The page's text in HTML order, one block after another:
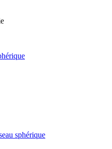
sphérique